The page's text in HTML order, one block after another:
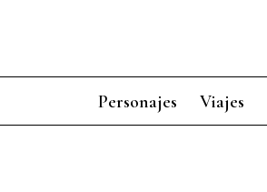
Personajes Viajes